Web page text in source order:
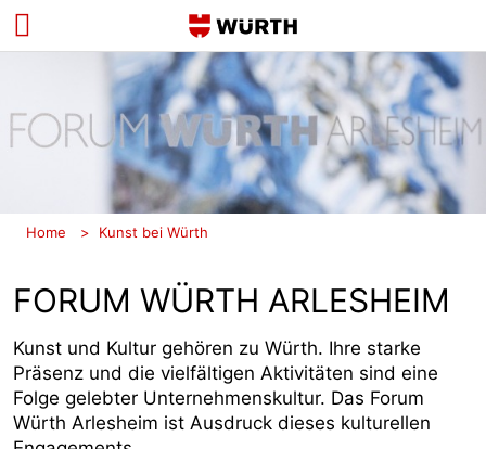
Öffnungszeiten
Anreise
Kontaktformular
Aktuelle Ausstellung
Inklusive Ausstellung
Skulpturengarten
Vergangene Ausstellungen
Deutsch
Home Kunst bei Würth
FORUM WÜRTH ARLESHEIM
Kunst und Kultur gehören zu Würth. Ihre starke
Präsenz und die vielfältigen Aktivitäten sind eine
Folge gelebter Unternehmenskultur. Das Forum
Würth Arlesheim ist Ausdruck dieses kulturellen